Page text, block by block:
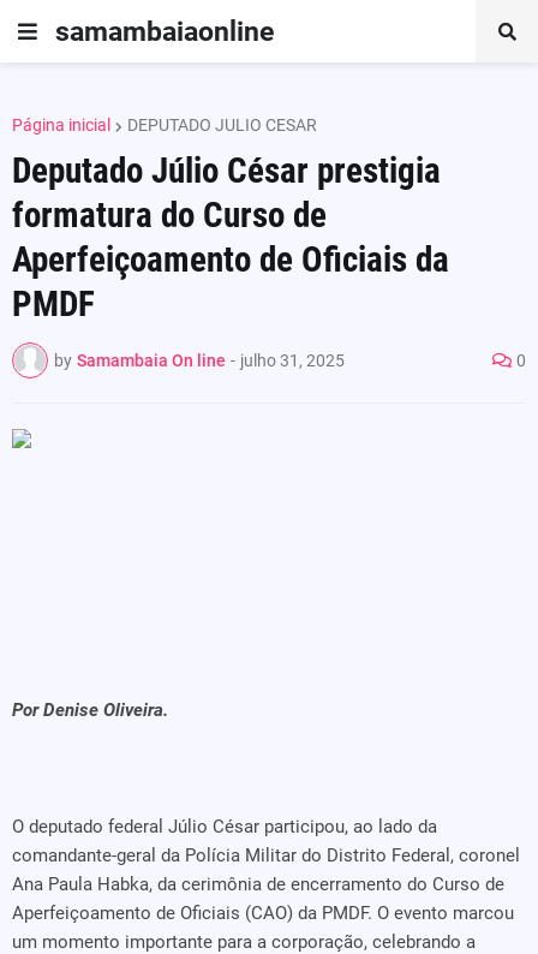
samambaiaonline
Página inicial DEPUTADO JULIO CESAR
Deputado Júlio César prestigia
formatura do Curso de
Aperfeiçoamento de Oficiais da
PMDF
by Samambaia On line - julho 31, 2025 0
Por Denise Oliveira.
O deputado federal Júlio César participou, ao lado da
comandante-geral da Polícia Militar do Distrito Federal, coronel
Ana Paula Habka, da cerimônia de encerramento do Curso de
Aperfeiçoamento de Oficiais (CAO) da PMDF. O evento marcou
um momento importante para a corporação, celebrando a